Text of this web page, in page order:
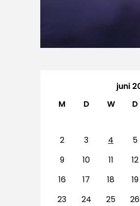
juni
M
D W D
2
3 4 5
9
10 11 12
16
17 18 19
23
24 25 26